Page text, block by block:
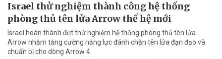
Israel thử nghiệm thành công hệ thống
phòng thủ tên lửa Arrow thế hệ mới
Israel hoàn thành đợt thử nghiệm hệ thống phòng thủ tên lửa
Arrow nhằm tăng cường năng lực đánh chặn tên lửa đạn đạo và
chuẩn bị cho dòng Arrow 4.